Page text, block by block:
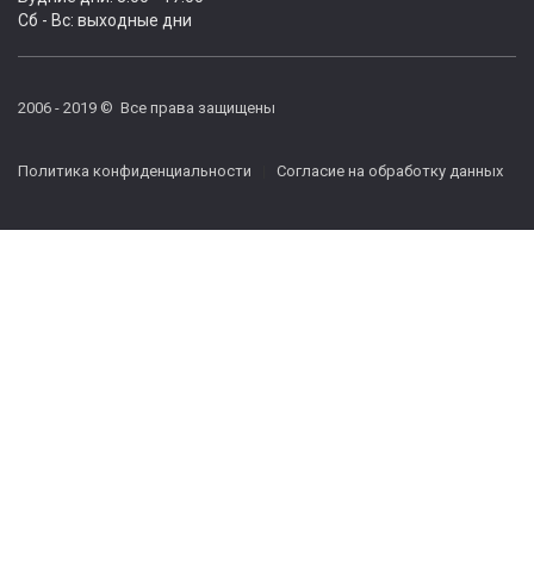
Сб - Вс: выходные дни
2006 - 2019 © Все права защищены
Политика конфиденциальности Согласие на обработку данных